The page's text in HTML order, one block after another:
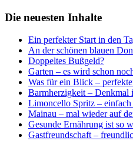
Die neuesten Inhalte
Ein perfekter Start in den
An der schönen blauen
Doppeltes Bußgeld?
Garten – es wird schon
Was für ein Blick –
Barmherzigkeit – Denkmal
Limoncello Spritz – einfach
Mainau – mal wieder auf
Gesunde Ernährung ist so
Gastfreundschaft –